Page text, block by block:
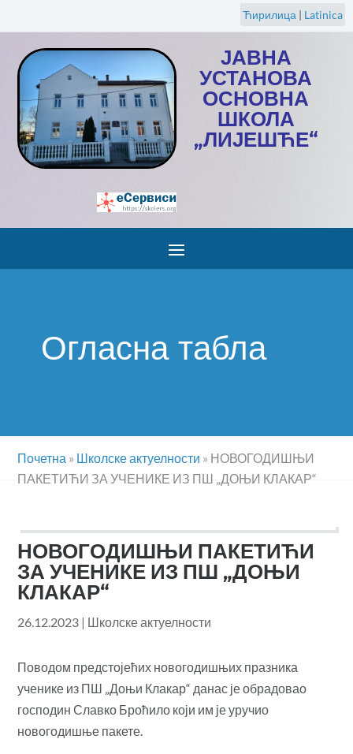
Ћирилица | Latinica
ЈАВНА
УСТАНОВА
ОСНОВНА
ШКОЛА
„ЛИЈЕШЋЕ“
Огласна табла
Почетна » Школске актуелности » НОВОГОДИШЊИ
ПАКЕТИЋИ ЗА УЧЕНИКЕ ИЗ ПШ „ДОЊИ КЛАКАР“
НОВОГОДИШЊИ ПАКЕТИЋИ
ЗА УЧЕНИКЕ ИЗ ПШ „ДОЊИ
КЛАКАР“
26.12.2023 | Школске актуелности
Поводом предстојећих новогодишњих празника
ученике из ПШ „Доњи Клакар“ данас је обрадовао
господин Славко Броћило који им је уручио
новогодишње пакете.